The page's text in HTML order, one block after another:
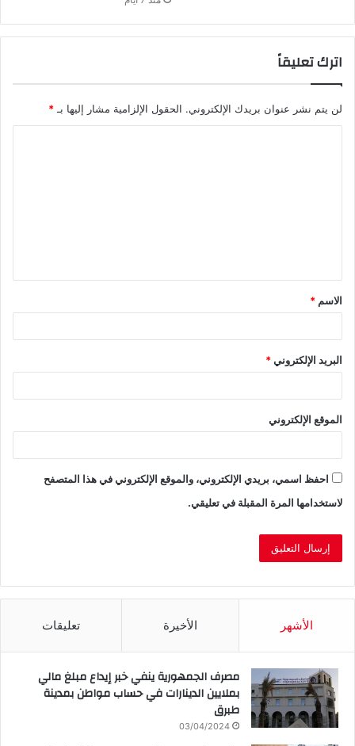
اترك تعليقاً
لن يتم نشر عنوان بريدك الإلكتروني. الحقول الإلزامية مشار إليها بـ *
ق
*
الاسم *
البريد الإلكتروني*
الموقع الإلكتروني
احفظ اسمي، بريدي الإلكتروني، والموقع الإلكتروني في هذا المتصفح
لاستخدامها المرة المقبلة في تعليقي.
الأشهر الأخيرة تعليقات
مصرف الجمهورية ينفي خبر إيداع مبلغ مالي
بملايين الدينارات في حساب مواطن بمدينة
طبرق
03/04/2024